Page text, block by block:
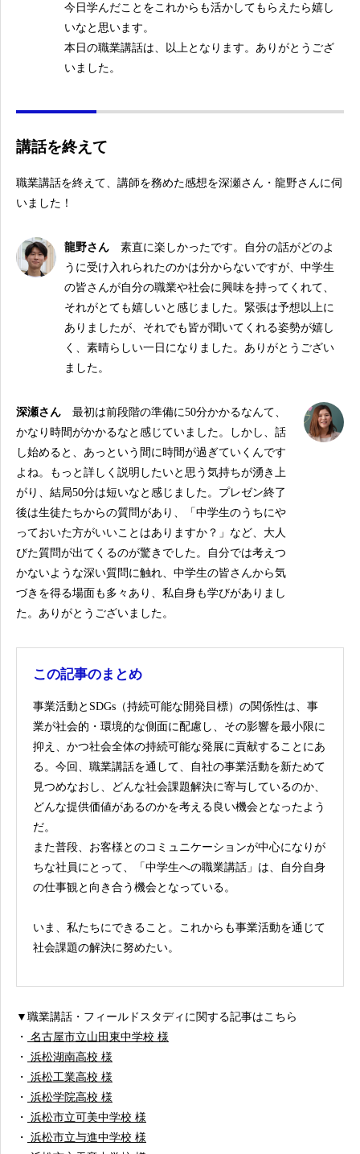
今日学んだことをこれからも活かしてもらえたら嬉し
いなと思います。
本日の職業講話は、以上となります。ありがとうござ
いました。
講話を終えて
職業講話を終えて、講師を務めた感想を深瀬さん・龍野さんに伺
いました！
龍野さん 素直に楽しかったです。自分の話がどのよ
うに受け入れられたのかは分からないですが、中学生
の皆さんが自分の職業や社会に興味を持ってくれて、
それがとても嬉しいと感じました。緊張は予想以上に
ありましたが、それでも皆が聞いてくれる姿勢が嬉し
く、素晴らしい一日になりました。ありがとうござい
ました。
深瀬さん 最初は前段階の準備に50分かかるなんて、
かなり時間がかかるなと感じていました。しかし、話
し始めると、あっという間に時間が過ぎていくんです
よね。もっと詳しく説明したいと思う気持ちが湧き上
がり、結局50分は短いなと感じました。プレゼン終了
後は生徒たちからの質問があり、「中学生のうちにや
っておいた方がいいことはありますか？」など、大人
びた質問が出てくるのが驚きでした。自分では考えつ
かないような深い質問に触れ、中学生の皆さんから気
づきを得る場面も多々あり、私自身も学びがありまし
た。ありがとうございました。
この記事のまとめ
事業活動とSDGs（持続可能な開発目標）の関係性は、事
業が社会的・環境的な側面に配慮し、その影響を最小限に
抑え、かつ社会全体の持続可能な発展に貢献することにあ
る。今回、職業講話を通して、自社の事業活動を新ためて
見つめなおし、どんな社会課題解決に寄与しているのか、
どんな提供価値があるのかを考える良い機会となったよう
だ。
また普段、お客様とのコミュニケーションが中心になりが
ちな社員にとって、「中学生への職業講話」は、自分自身
の仕事観と向き合う機会となっている。
いま、私たちにできること。これからも事業活動を通じて
社会課題の解決に努めたい。
▼職業講話・フィールドスタディに関する記事はこちら
・ 名古屋市立山田東中学校 様
・ 浜松湖南高校 様
・ 浜松工業高校 様
・ 浜松学院高校 様
・ 浜松市立可美中学校 様
・ 浜松市立与進中学校 様